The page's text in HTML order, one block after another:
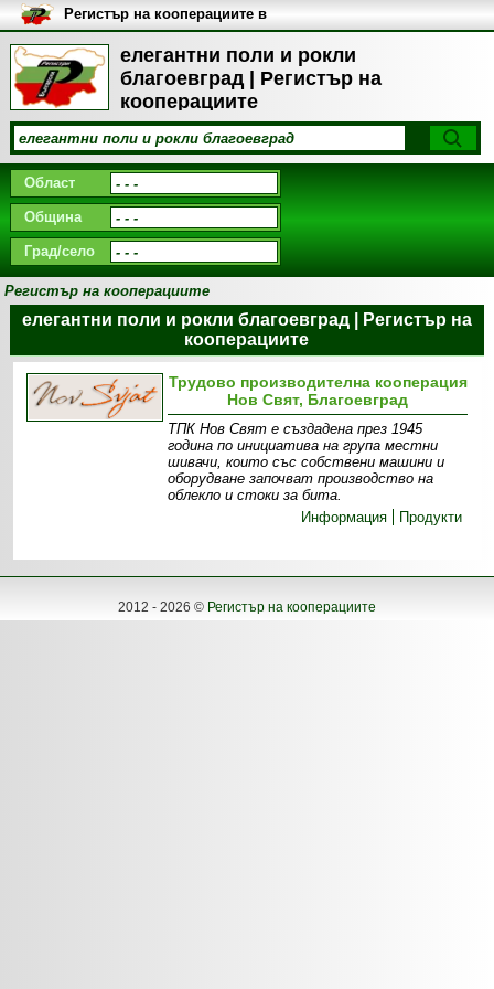
елегантни поли и рокли
благоевград | Регистър на
кооперациите
Регистър на кооперациите в
България
Област
Община
Град/село
Регистър на кооперациите
елегантни поли и рокли благоевград | Регистър на
кооперациите
Трудово производителна кооперация
Нов Свят, Благоевград
ТПК Нов Свят е създадена през 1945
година по инициатива на група местни
шивачи, които със собствени машини и
оборудване започват производство на
облекло и стоки за бита.
Информация
Продукти
2012 - 2026 © Регистър на кооперациите